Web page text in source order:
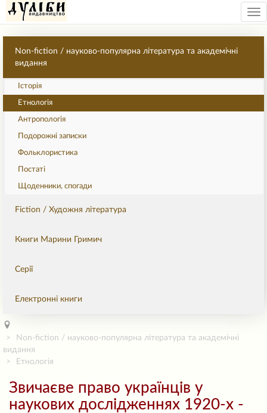
Non-fiction / науково-популярна література та академічні
видання
Історія
Етнологія
Антропологія
Подорожні записки
Фольклористика
Постаті
Щоденники, спогади
Fiction / Художня література
Книги Марини Гримич
Серії
Електронні книги
Non-fiction / науково-популярна література та академічні
видання
Етнологія
Звичаєве право українців у
наукових дослідженнях 1920-х -